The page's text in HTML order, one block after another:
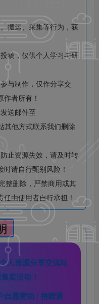
搬运、采集等行为，获
稿，仅供个人学习与研
与制作，仅作分享交
者所有！
送邮件至
其他方式联系我们删除
止资源失效，请及时转
请自行甄别风险！
整删除，严禁商用或其
由使用者自行承担！
人资源分享交流站
卖活动！
自愿赞助 / 捐赠通